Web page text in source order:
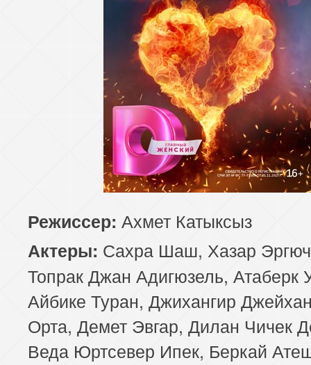
66 серия
67 серия
70 серия
71 серия
74 серия
75 серия
78 серия
79 серия
82 серия
83 серия
86 серия
87 серия
Режиссер: Ахмет Катыксыз
Актеры: Сахра Шаш, Хазар
Топрак Джан Адигюзель, Атаберк
Айбике Туран, Джихангир
Орта, Демет Эвгар, Дилан Чичек
Веда Юртсевер Ипек, Беркай